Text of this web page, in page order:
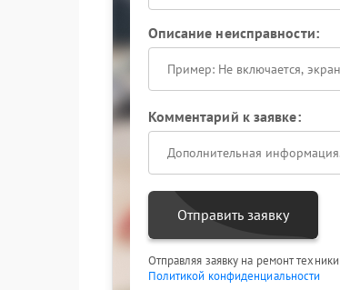
Описание неисправности:
Комментарий к заявке:
Отправить заявку
Отправляя заявку на ремонт
Политикой конфиденциальности